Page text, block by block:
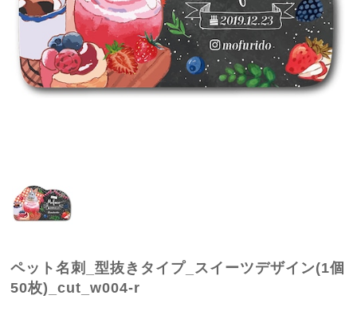
ペット名刺_型抜きタイプ_スイーツデザイン(1個
50枚)_cut_w004-r